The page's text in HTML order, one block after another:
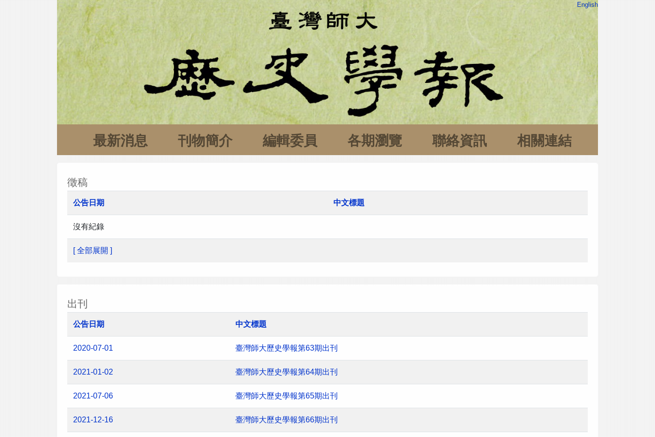
English
最新消息 刊物簡介 編輯委員 各期瀏覽 聯絡資訊 相關連結
徵稿
公告日期 中文標題
沒有紀錄
[ 全部展開 ]
出刊
公告日期 中文標題
2020-07-01 臺灣師大歷史學報第63期出刊
2021-01-02 臺灣師大歷史學報第64期出刊
2021-07-06 臺灣師大歷史學報第65期出刊
2021-12-16 臺灣師大歷史學報第66期出刊